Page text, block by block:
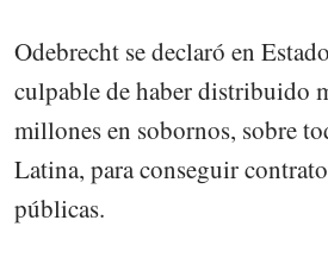
Odebrecht se declaró en
culpable de haber distribuido
millones en sobornos, sobre
Latina, para conseguir
públicas.